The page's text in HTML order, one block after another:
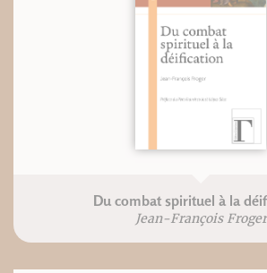
Du combat spirituel à la
Jean-François Froger